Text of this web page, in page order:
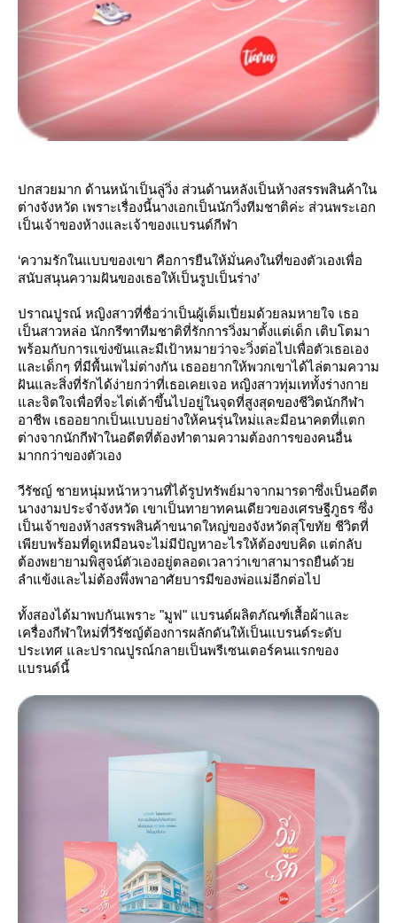
ปกสวยมาก ด้านหน้าเป็นลู่วิ่ง ส่วนด้านหลังเป็นห้างสรรพสินค้าใน
ต่างจังหวัด เพราะเรื่องนี้นางเอกเป็นนักวิ่งทีมชาติค่ะ ส่วนพระเอก
เป็นเจ้าของห้างและเจ้าของแบรนด์กีฬา
‘ความรักในแบบของเขา คือการยืนให้มั่นคงในที่ของตัวเองเพื่อ
สนับสนุนความฝันของเธอให้เป็นรูปเป็นร่าง’
ปราณปูรณ์ หญิงสาวที่ชื่อว่าเป็นผู้เต็มเปี่ยมด้วยลมหายใจ เธอ
เป็นสาวหล่อ นักกรีฑาทีมชาติที่รักการวิ่งมาตั้งแต่เด็ก เติบโตมา
พร้อมกับการแข่งขันและมีเป้าหมายว่าจะวิ่งต่อไปเพื่อตัวเธอเอง
ละเด็กๆ ที่มีพื้นเพไม่ต่างกัน เธออยากให้พวกเขาได้ไล่ตามความ
ฝันและสิ่งที่รักได้ง่ายกว่าที่เธอเคยเจอ หญิงสาวทุ่มเททั้งร่างกา
ละจิตใจเพื่อที่จะไต่เต้าขึ้นไปอยู่ในจุดที่สูงสุดของชีวิตนักกีฬา
อาชีพ เธออยากเป็นแบบอย่างให้คนรุ่นใหม่และมีอนาคตที่แตก
ต่างจากนักกีฬาในอดีตที่ต้องทำตามความต้องการของคนอื่น
มากกว่าของตัวเอง
วีรัชญ์ ชายหนุ่มหน้าหวานที่ได้รูปทรัพย์มาจากมารดาซึ่งเป็นอดีต
นางงามประจำจังหวัด เขาเป็นทายาทคนเดียวของเศรษฐีภูธร ซึ่ง
เป็นเจ้าของห้างสรรพสินค้าขนาดใหญ่ของจังหวัดสุโขทัย ชีวิตที่
เพียบพร้อมที่ดูเหมือนจะไม่มีปัญหาอะไรให้ต้องขบคิด แต่กลับ
ต้องพยายามพิสูจน์ตัวเองอยู่ตลอดเวลาว่าเขาสามารถยืนด้ว
ลำแข้งและไม่ต้องพึ่งพาอาศัยบารมีของพ่อแม่อีกต่อไป
ทั้งสองได้มาพบกันเพราะ "มูฟ" แบรนด์ผลิตภัณฑ์เสื้อผ้าและ
เครื่องกีฬาใหม่ที่วีรัชญ์ต้องการผลักดันให้เป็นแบรนด์ระดับ
ประเทศ และปราณปูรณ์กลายเป็นพรีเซนเตอร์คนแรกของ
บรนด์นี้